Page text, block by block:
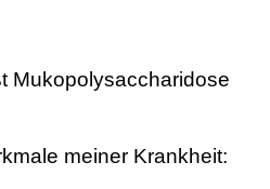
Mukopolysaccharidose
meiner Krankheit: